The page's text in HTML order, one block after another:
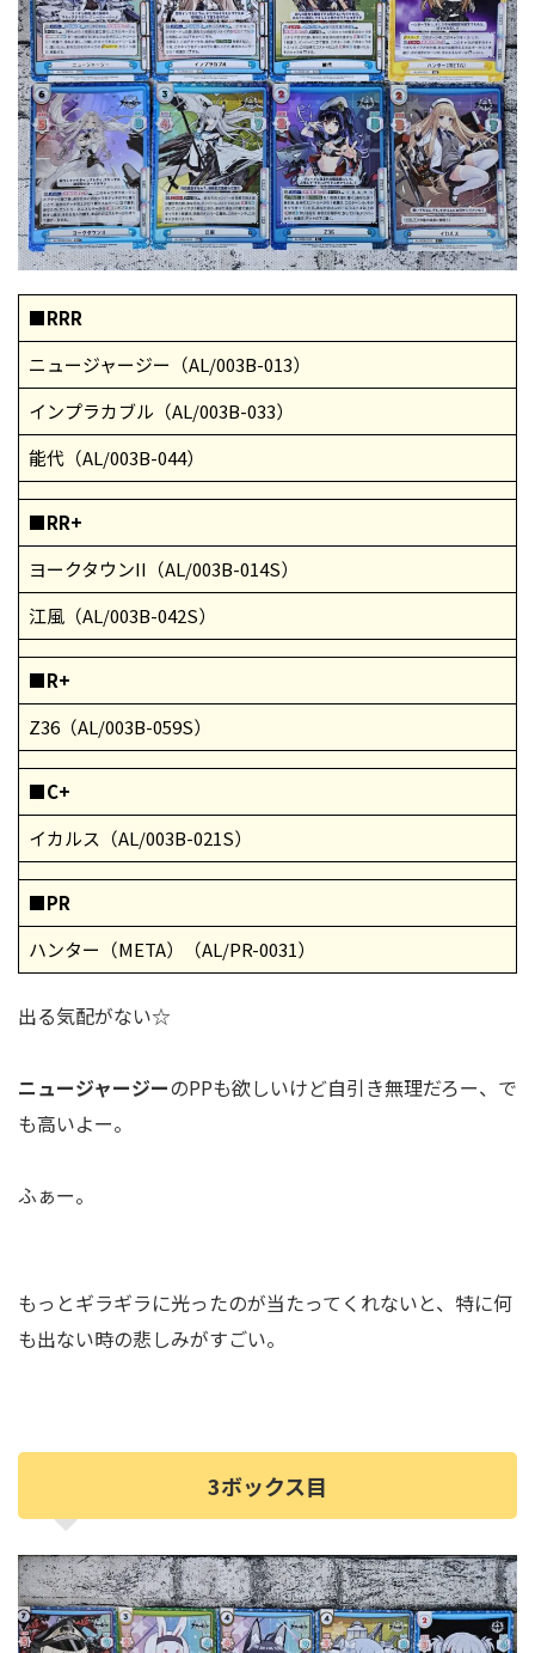
■RRR
ニュージャージー（AL/003B-013）
インプラカブル（AL/003B-033）
能代（AL/003B-044）
■RR+
ヨークタウンII（AL/003B-014S）
江風（AL/003B-042S）
■R+
Z36（AL/003B-059S）
■C+
イカルス（AL/003B-021S）
■PR
ハンター（META）（AL/PR-0031）
出る気配がない☆
ニュージャージーのPPも欲しいけど自引き無理だろー、で
も高いよー。
ふぁー。
もっとギラギラに光ったのが当たってくれないと、特に何
も出ない時の悲しみがすごい。
3ボックス目